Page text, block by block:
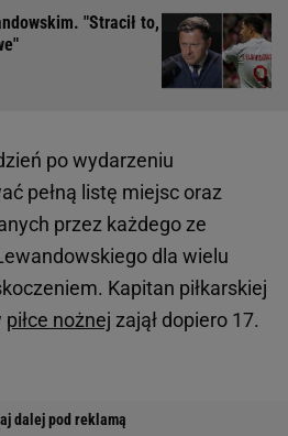
"Stracił to,
po wydarzeniu
pełną listę miejsc oraz
przez każdego ze
dla wielu
Kapitan piłkarskiej
piłce nożnej zajął dopiero 17.